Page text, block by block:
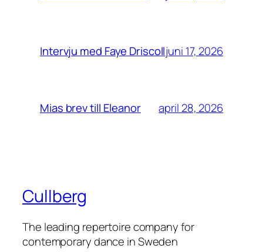
Intervju med Faye Driscolljuni 17, 2026
Mias brev till Eleanor april 28, 2026
Cullberg
The leading repertoire company for
contemporary dance in Sweden